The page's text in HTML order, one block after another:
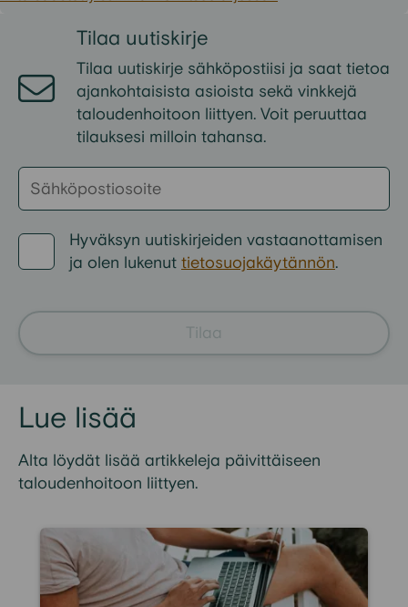
Tilaa uutiskirje
Tilaa uutiskirje sähköpostiisi ja saat tietoa
ajankohtaisista asioista sekä vinkkejä
taloudenhoitoon liittyen. Voit peruuttaa
tilauksesi milloin tahansa.
Hyväksyn uutiskirjeiden vastaanottamisen
ja olen lukenut tietosuojakäytännön.
Tilaa
Lue lisää
Alta löydät lisää artikkeleja päivittäiseen
taloudenhoitoon liittyen.